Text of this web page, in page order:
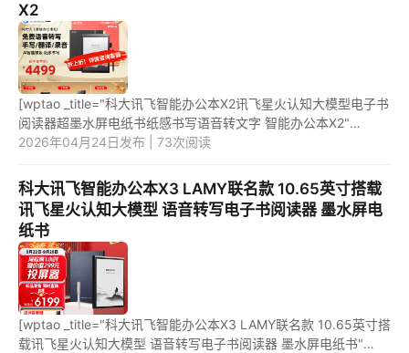
X2
[wptao _title="科大讯飞智能办公本X2讯飞星火认知大模型电子书
阅读器超墨水屏电纸书纸感书写语音转文字 智能办公本X2"
price="5699" url="https://item.jd.com/10051297187760.html"
2026年04月24日发布 | 73次阅读
科大讯飞智能办公本X3 LAMY联名款 10.65英寸搭载
讯飞星火认知大模型 语音转写电子书阅读器 墨水屏电
纸书
[wptao _title="科大讯飞智能办公本X3 LAMY联名款 10.65英寸搭
载讯飞星火认知大模型 语音转写电子书阅读器 墨水屏电纸书"